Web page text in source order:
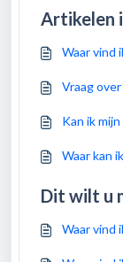
Artikelen
Waar vind
Vraag
Kan ik
Waar kan
Dit wilt u
Waar vind